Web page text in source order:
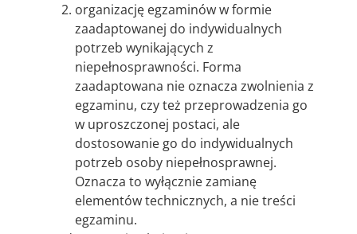
organizację egzaminów w formie
zaadaptowanej do indywidualnych
potrzeb wynikających z
niepełnosprawności. Forma
zaadaptowana nie oznacza zwolnienia z
egzaminu, czy też przeprowadzenia go
w uproszczonej postaci, ale
dostosowanie go do indywidualnych
potrzeb osoby niepełnosprawnej.
Oznacza to wyłącznie zamianę
elementów technicznych, a nie treści
egzaminu.